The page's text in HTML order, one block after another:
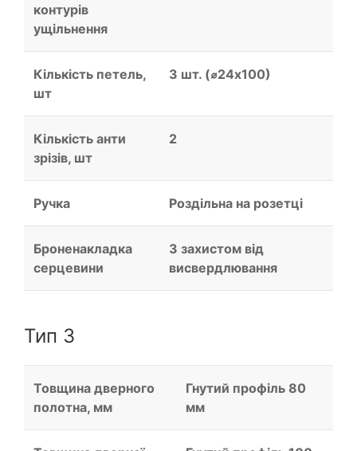
контурів
ущільнення
Кількість петель,
шт
3 шт. (⌀24х100)
Кількість анти
зрізів, шт
2
Ручка Роздільна на розетці
Броненакладка
серцевини
З захистом від
висвердлювання
Тип 3
Товщина дверного
полотна, мм
Гнутий профіль 80
мм